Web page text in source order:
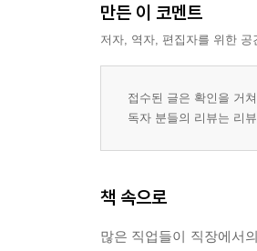
만든 이 코멘트
저자, 역자, 편집자를 위한
접수된 글은 확인을 거
독자 분들의 리뷰는 리
책 속으로
많은 직업들이 직장에서